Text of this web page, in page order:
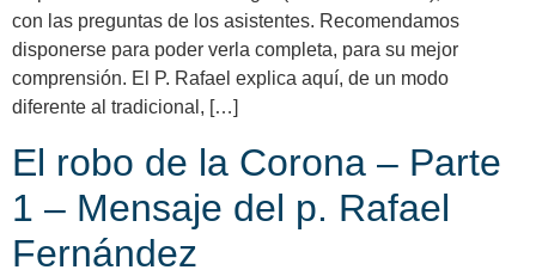
con las preguntas de los asistentes. Recomendamos
disponerse para poder verla completa, para su mejor
comprensión. El P. Rafael explica aquí, de un modo
diferente al tradicional, […]
El robo de la Corona – Parte
1 – Mensaje del p. Rafael
Fernández